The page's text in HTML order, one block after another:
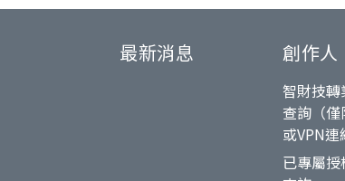
最新消息 創作人
智財技
查詢（
或VPN連
已專屬